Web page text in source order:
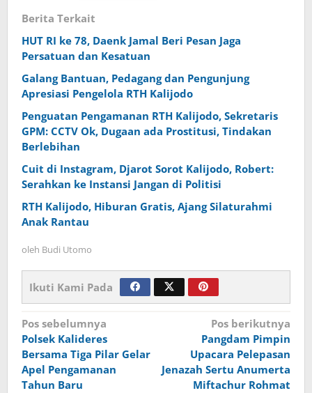
Berita Terkait
HUT RI ke 78, Daenk Jamal Beri Pesan Jaga
Persatuan dan Kesatuan
Galang Bantuan, Pedagang dan Pengunjung
Apresiasi Pengelola RTH Kalijodo
Penguatan Pengamanan RTH Kalijodo, Sekretaris
GPM: CCTV Ok, Dugaan ada Prostitusi, Tindakan
Berlebihan
Cuit di Instagram, Djarot Sorot Kalijodo, Robert:
Serahkan ke Instansi Jangan di Politisi
RTH Kalijodo, Hiburan Gratis, Ajang Silaturahmi
Anak Rantau
oleh Budi Utomo
Ikuti Kami Pada
Navigasi
pos
Pos sebelumnya
Polsek Kalideres
Bersama Tiga Pilar Gelar
Apel Pengamanan
Tahun Baru
Pos berikutnya
Pangdam Pimpin
Upacara Pelepasan
Jenazah Sertu Anumerta
Miftachur Rohmat